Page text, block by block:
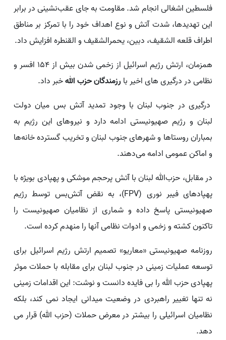
فلسطین اشغالی انجام شد. مقاومت به جای عقب‌نشینی در برابر
این تهدیدها، شدت آتش و نوع اهداف خود را با تمرکز بر مناطق
اطراف قلعه الشقیف، دبین، یحمرالشقیف و القنطره افزایش داد.
همزمان، ارتش رژیم اسرائیل از زخمی شدن بیش از ۱۵۴ افسر و
نظامی در درگیری های اخیر با رزمندگان حزب اللهخبر داد.
درگیری در جنوب لبنان با وجود تمدید آتش بس میان دولت
لبنان و رژیم صهیونیستی ادامه دارد و نیروهای این رژیم به
بمباران روستاها و شهرهای جنوب لبنان و تخریب گسترده خانه‌ها
و اماکن عمومی ادامه می‌دهند.
در مقابل، حزب‌الله لبنان با آتش پرحجم موشکی و پهپادی بویژه با
پهپادهای فیبر نوری (FPV)، به نقض آتش‌بس توسط رژیم
صهیونیستی پاسخ داده و شماری از نظامیان صهیونیست را
تاکنون کشته و زخمی و ادوات نظامی آنها را منهدم کرده است.
روزنامه صهیونیستی «معاریو» تصمیم ارتش رژیم اسرائیل برای
توسعه عملیات زمینی در جنوب لبنان برای مقابله با حملات موثر
پهپادی حزب الله را بی فایده دانست و نوشت: این اقدامات زمینی
نه تنها تغییر راهبردی در وضعیت میدانی ایجاد نمی کند، بلکه
نظامیان اسرائیلی را بیشتر در معرض حملات (حزب الله) قرار می
دهد.